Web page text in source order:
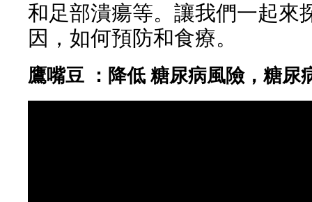
和足部潰瘍等。讓我們一起來
因，如何預防和食療。
鷹嘴豆 ：降低 糖尿病風險，糖尿